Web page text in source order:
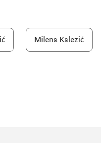
Milena Kalezić